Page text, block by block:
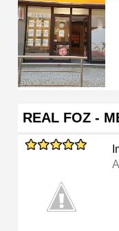
REAL FOZ -